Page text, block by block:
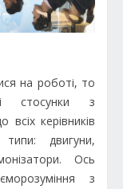
на роботі, то
стосунки з
всіх керівників
двигуни,
Ось
з